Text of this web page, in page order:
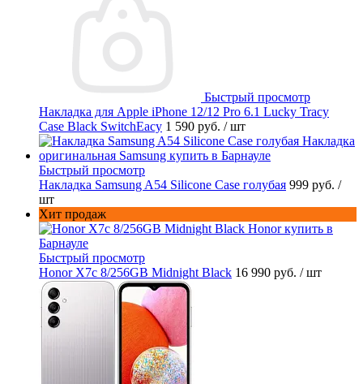
Быстрый просмотр
Накладка для Apple iPhone 12/12 Pro 6.1 Lucky Tracy
Case Black SwitchEacy 1 590 руб. / шт
Быстрый просмотр
Накладка Samsung A54 Silicone Case голубая 999 руб. /
шт
Хит продаж
Быстрый просмотр
Honor X7c 8/256GB Midnight Black 16 990 руб. / шт